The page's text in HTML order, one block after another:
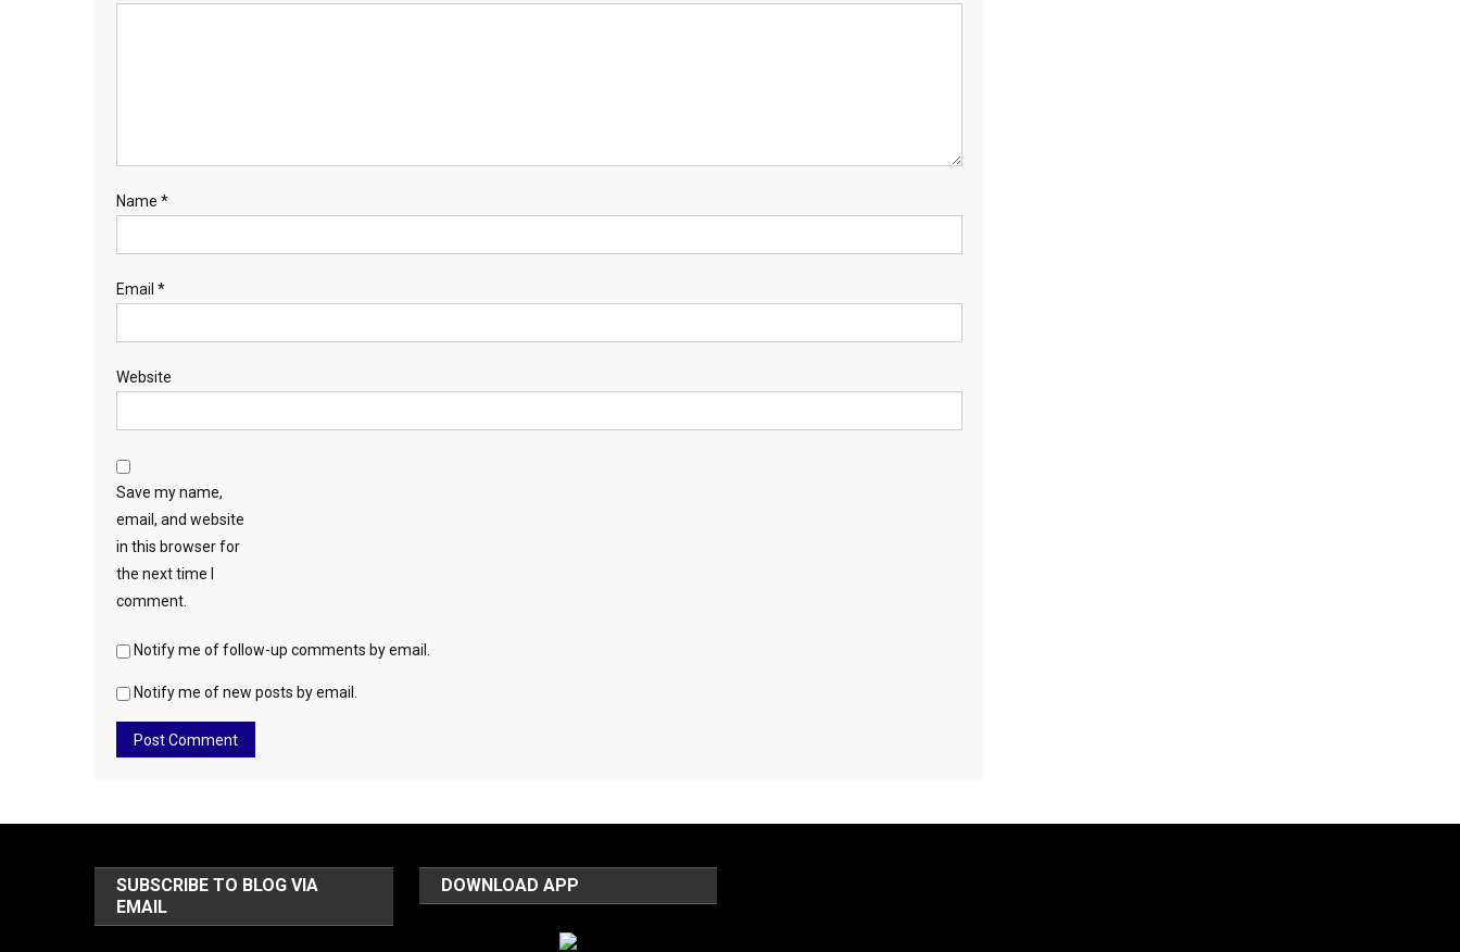
Name *
Email *
Website
Save my name,
email, and website
in this browser for
the next time I
comment.
Notify me of follow-up comments by email.
Notify me of new posts by email.
SUBSCRIBE TO BLOG VIA
EMAIL
DOWNLOAD APP